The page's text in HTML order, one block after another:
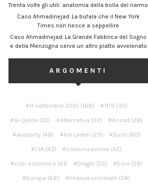
Trenta volte gli utili: anatomia della bolla del riarmo
Caso Ahmadinejad. La bufala che il New York
Times non riesce a seppellire
Caso Ahmadinejad. La Grande Fabbrica del Sogno
e della Menzogna serve un altro piatto avvelenato
ARGOMENTI
11 settembre 2001 (168) 11/9 (30)
al-Qa'ida (32) Alternativa (32) Assad (28)
austerity (48) bin Laden (29) Bush (60)
CIA (43) comunicazione (42)
crisi sistemica (61) Draghi (35) Euro (28)
Europa (66) finanza criminale (28)